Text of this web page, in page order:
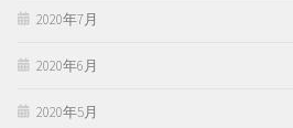
2020年7月
2020年6月
2020年5月